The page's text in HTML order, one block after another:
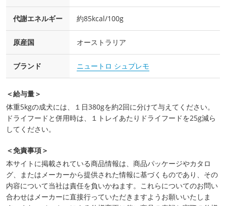
代謝エネルギー 約85kcal/100g
原産国 オーストラリア
ブランド ニュートロ シュプレモ
＜給与量＞
体重5kgの成犬には、１日380gを約2回に分けて与えてください。
ドライフードと併用時は、１トレイあたりドライフードを25g減ら
してください。
＜免責事項＞
本サイトに掲載されている商品情報は、商品パッケージやカタロ
グ、またはメーカーから提供された情報に基づくものであり、その
内容について当社は責任を負いかねます。これらについてのお問い
合わせはメーカーに直接行っていただきますようお願いいたしま